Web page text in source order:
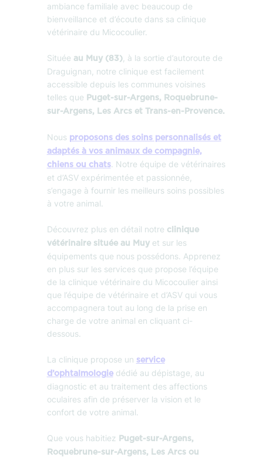
ambiance familiale avec beaucoup de
bienveillance et d’écoute dans sa clinique
vétérinaire du Micocoulier.
Située au Muy (83), à la sortie d’autoroute de
Draguignan, notre clinique est facilement
accessible depuis les communes voisines
telles que
Puget-sur-Argens, Roquebrune-
sur-Argens, Les Arcs et Trans-en-Provence.
Nous proposons des soins personnalisés et
adaptés à vos animaux de compagnie,
chiens ou chats. Notre équipe de vétérinaires
et d’ASV expérimentée et passionnée,
s’engage à fournir les meilleurs soins possibles
à votre animal.
Découvrez plus en détail notre clinique
vétérinaire située au Muy et sur les
équipements que nous possédons. Apprenez
en plus sur les services que propose l’équipe
de la clinique vétérinaire du Micocoulier ainsi
que l’équipe de vétérinaire et d’ASV qui vous
accompagnera tout au long de la prise en
charge de votre animal en cliquant ci-
dessous.
La clinique propose un service
d’ophtalmologiedédié au dépistage, au
diagnostic et au traitement des affections
oculaires afin de préserver la vision et le
confort de votre animal.
Que vous habitiez
Puget-sur-Argens,
Roquebrune-sur-Argens, Les Arcs ou